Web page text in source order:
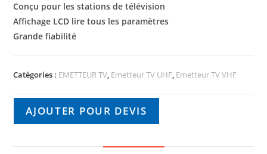
Conçu pour les stations de télévision
Affichage LCD lire tous les paramètres
Grande fiabilité
Catégories : EMETTEUR TV, Emetteur TV UHF, Emetteur TV VHF
AJOUTER POUR DEVIS